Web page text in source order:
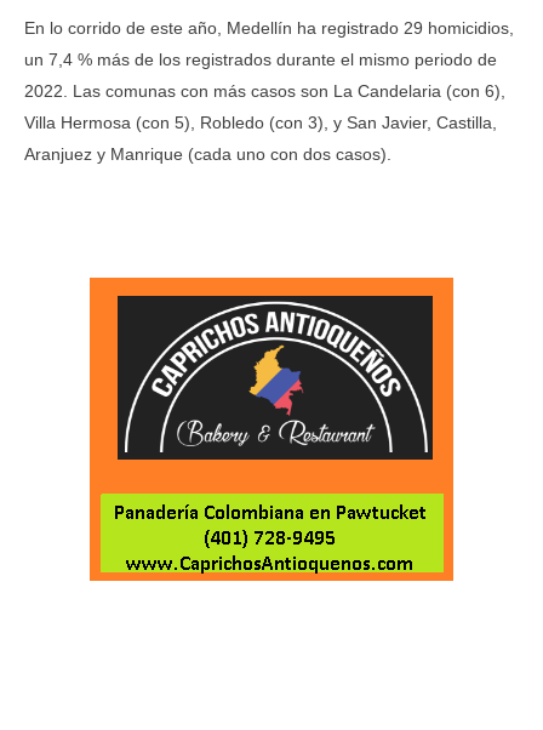
En lo corrido de este año, Medellín ha registrado 29 homicidios,
un 7,4 % más de los registrados durante el mismo periodo de
2022. Las comunas con más casos son La Candelaria (con 6),
Villa Hermosa (con 5), Robledo (con 3), y San Javier, Castilla,
Aranjuez y Manrique (cada uno con dos casos).